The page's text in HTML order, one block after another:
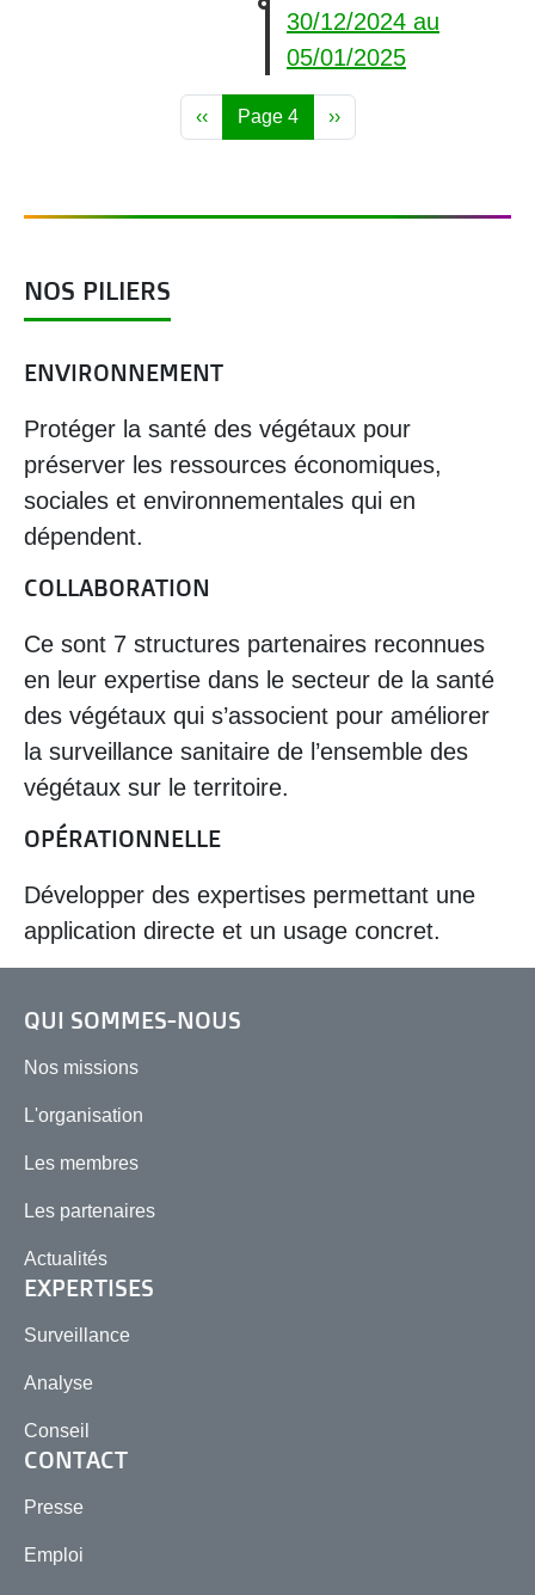
30/12/2024 au
05/01/2025
Page précédente
‹‹ Page 4 Page suivante
››
NOS PILIERS
ENVIRONNEMENT
Protéger la santé des végétaux pour
préserver les ressources économiques,
sociales et environnementales qui en
dépendent.
COLLABORATION
Ce sont 7 structures partenaires reconnues
en leur expertise dans le secteur de la santé
des végétaux qui s’associent pour améliorer
la surveillance sanitaire de l’ensemble des
végétaux sur le territoire.
OPÉRATIONNELLE
Développer des expertises permettant une
application directe et un usage concret.
QUI SOMMES-NOUS
Nos missions
L'organisation
Les membres
Les partenaires
Actualités
EXPERTISES
Surveillance
Analyse
Conseil
CONTACT
Presse
Emploi